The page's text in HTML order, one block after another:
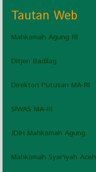
Tautan Web
Mahkamah Agung RI
Ditjen Badilag
Direktori Putusan MA-RI
SIWAS MA-RI
JDIH Mahkamah Agung
Mahkamah Syar'iyah Aceh